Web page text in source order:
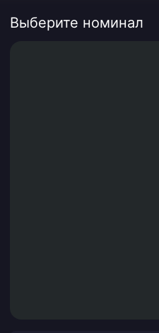
Выберите номинал